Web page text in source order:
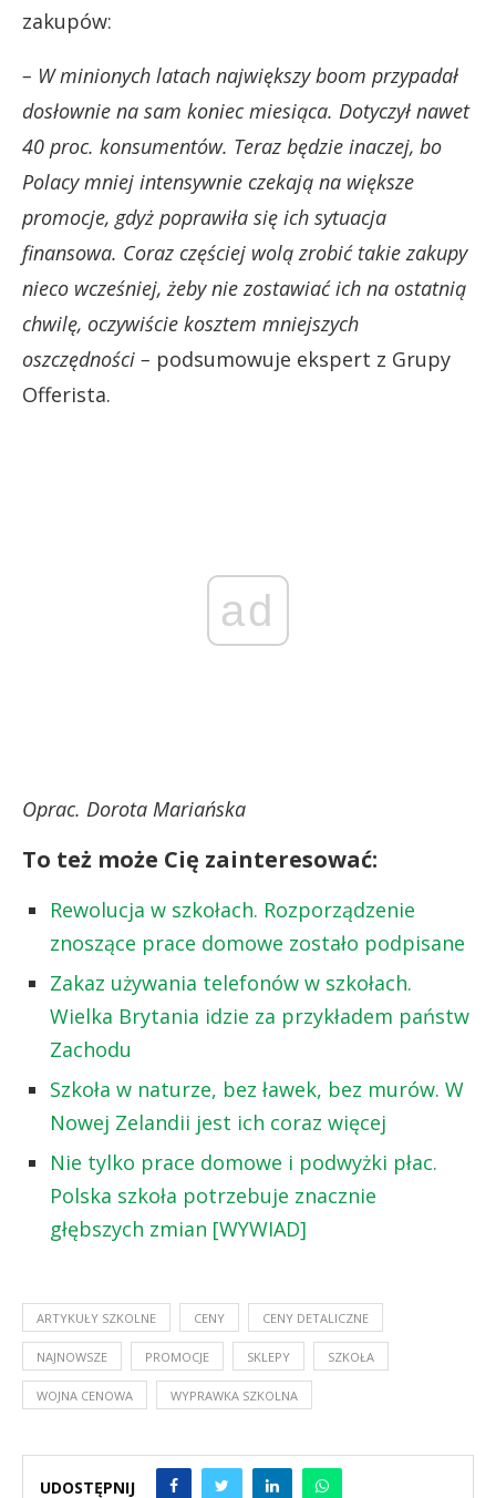
zakupów:
– W minionych latach największy boom przypadał
dosłownie na sam koniec miesiąca. Dotyczył nawet
40 proc. konsumentów. Teraz będzie inaczej, bo
Polacy mniej intensywnie czekają na większe
promocje, gdyż poprawiła się ich sytuacja
finansowa. Coraz częściej wolą zrobić takie zakupy
nieco wcześniej, żeby nie zostawiać ich na ostatnią
chwilę, oczywiście kosztem mniejszych
oszczędności – podsumowuje ekspert z Grupy
Offerista.
ad
Oprac. Dorota Mariańska
To też może Cię zainteresować:
Rewolucja w szkołach. Rozporządzenie
znoszące prace domowe zostało podpisane
Zakaz używania telefonów w szkołach.
Wielka Brytania idzie za przykładem państw
Zachodu
Szkoła w naturze, bez ławek, bez murów. W
Nowej Zelandii jest ich coraz więcej
Nie tylko prace domowe i podwyżki płac.
Polska szkoła potrzebuje znacznie
głębszych zmian [WYWIAD]
ARTYKUŁY SZKOLNE CENY CENY DETALICZNE
NAJNOWSZE PROMOCJE SKLEPY SZKOŁA
WOJNA CENOWA WYPRAWKA SZKOLNA
UDOSTĘPNIJ